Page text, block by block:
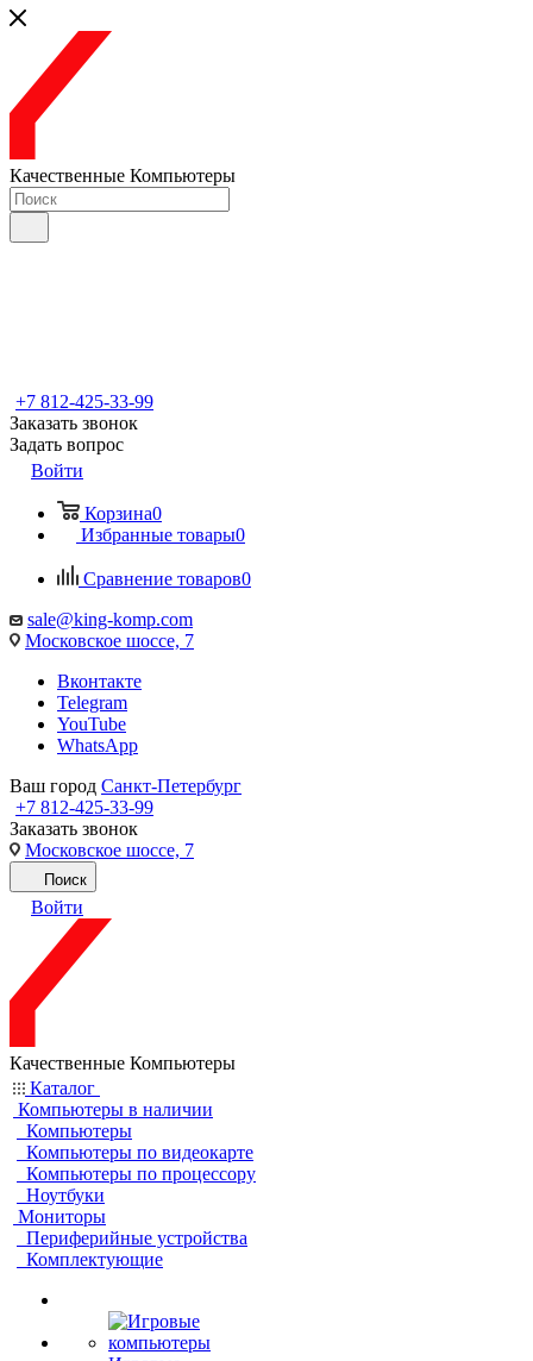
Качественные Компьютеры
+7 812-425-33-99
Заказать звонок
Задать вопрос
Войти
Корзина0
Избранные товары0
Сравнение товаров0
sale@king-komp.com
Московское шоссе, 7
Вконтакте
Telegram
YouTube
WhatsApp
Ваш город Санкт-Петербург
+7 812-425-33-99
Заказать звонок
Московское шоссе, 7
Поиск
Войти
Качественные Компьютеры
Каталог
Компьютеры в наличии
Компьютеры
Компьютеры по видеокарте
Компьютеры по процессору
Ноутбуки
Мониторы
Периферийные устройства
Комплектующие